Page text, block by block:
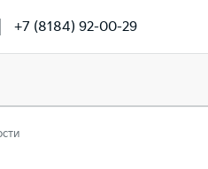
+7 (8184) 92-00-29